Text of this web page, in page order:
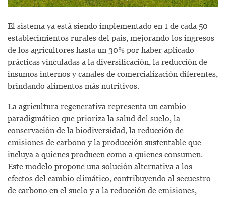
El sistema ya está siendo implementado en 1 de cada 50
establecimientos rurales del país, mejorando los ingresos
de los agricultores hasta un 30% por haber aplicado
prácticas vinculadas a la diversificación, la reducción de
insumos internos y canales de comercialización diferentes,
brindando alimentos más nutritivos.
La agricultura regenerativa representa un cambio
paradigmático que prioriza la salud del suelo, la
conservación de la biodiversidad, la reducción de
emisiones de carbono y la producción sustentable que
incluya a quienes producen como a quienes consumen.
Este modelo propone una solución alternativa a los
efectos del cambio climático, contribuyendo al secuestro
de carbono en el suelo y a la reducción de emisiones,